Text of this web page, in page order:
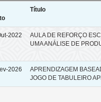
Título
2022
AULA DE REFORÇO
UMA ANÁLISE DE
2026
APRENDIZAGEM
JOGO DE TABULEIRO